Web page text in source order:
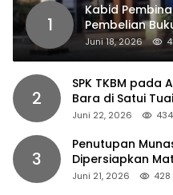
1
Kabid
Pembelian
Dipaksakan
Juni 18, 2026
2
SPK TKBM pada
Bara di Satui
Juni 22, 2026 434
3
Penutupan
Dipersiapkan
Juni 21, 2026 428